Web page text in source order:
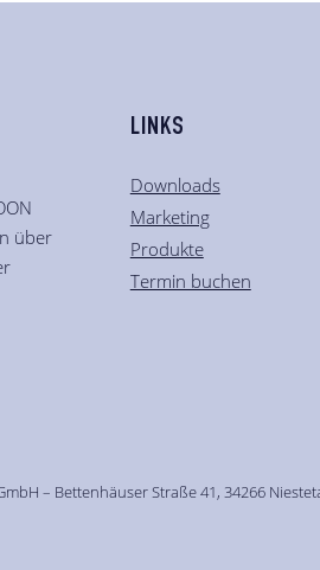
über
LINKS
Downloads
Marketing
Produkte
Termin buchen
– Bettenhäuser Straße 41, 34266